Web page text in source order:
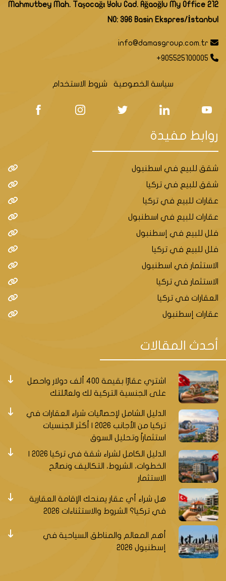
Mahmutbey Mah. Taşocağı Yolu Cad. Ağaoğlu My Office 212
NO: 396 Basin Ekspres/İstanbul
info@damasgroup.com.tr
+905525100005
سياسة الخصوصية شروط الاستخدام
روابط مفيدة
شقق للبيع في اسطنبول
شقق للبيع في تركيا
عقارات للبيع في تركيا
عقارات للبيع في اسطنبول
فلل للبيع في إسطنبول
فلل للبيع في تركيا
الاستثمار في اسطنبول
الاستثمار في تركيا
العقارات في تركيا
عقارات إسطنبول
أحدث المقالات
اشتري عقارًا بقيمة 400 ألف دولار واحصل
على الجنسية التركية لك ولعائلتك
الدليل الشامل لإحصائيات شراء العقارات في
تركيا من الأجانب 2026 | أكثر الجنسيات
استثماراً وتحليل السوق
الخطوات، الشروط، التكاليف ونصائح
الاستثمار
هل شراء أي عقار يمنحك الإقامة العقارية
في تركيا؟ الشروط والاستثناءات 2026
أهم المعالم والمناطق السياحية في
إسطنبول 2026